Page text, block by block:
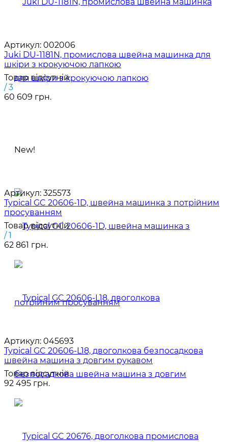
Артикул: 002006
Juki DU-1181N, промислова швейна машинка для
шкіри з крокуючою лапкою
Товар відсутній
/ 3
60 609 грн.
New!
Артикул: 325573
Typical GC 20606-1D, швейна машинка з потрійним
просуванням
Товар відсутній
/ 1
62 861 грн.
Артикул: 045693
Typical GC 20606-L18, двоголкова безпосадкова
швейна машина з довгим рукавом
Товар відсутній
92 495 грн.